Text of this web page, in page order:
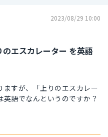
2023/08/29 10:00
エスカレーター を英語
すが、「上りのエスカレー
語でなんというのですか？